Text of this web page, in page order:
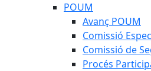
POUM
Avanç POUM
Comissió
Comissió de
Procés